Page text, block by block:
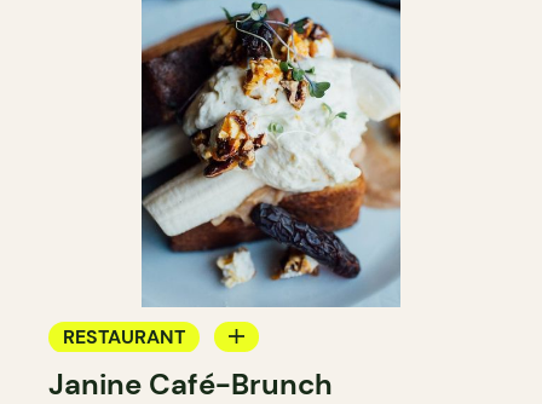
RESTAURANT
CAFÉ
Janine Café-Brunch